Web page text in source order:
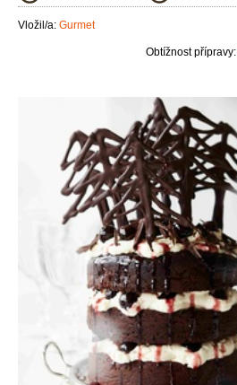
Vložil/a: Gurmet
Obtížnost přípravy: